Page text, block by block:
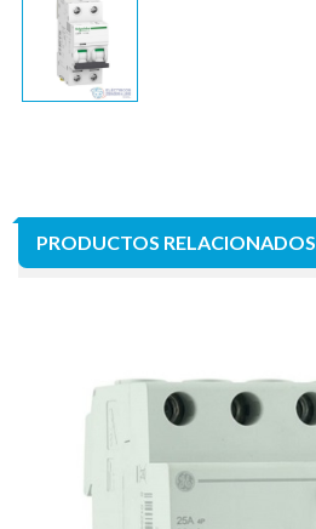
PRODUCTOS RELACIONADOS